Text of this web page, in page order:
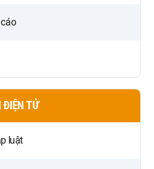
ĐIỆN TỬ
luật